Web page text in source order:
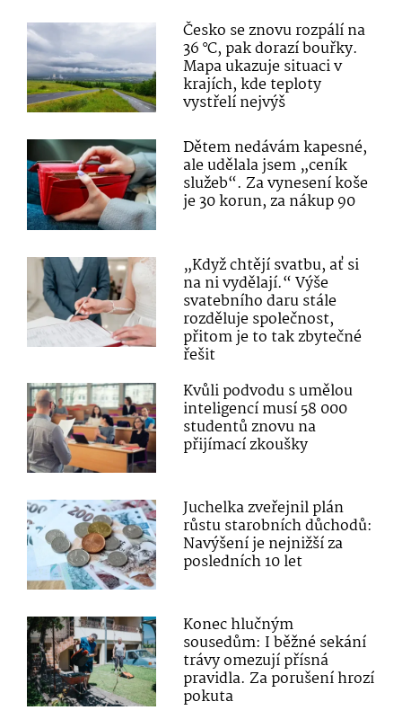
Česko se znovu rozpálí na
36 °C, pak dorazí bouřky.
Mapa ukazuje situaci v
krajích, kde teploty
vystřelí nejvýš
Dětem nedávám kapesné,
ale udělala jsem „ceník
služeb“. Za vynesení koše
je 30 korun, za nákup 90
„Když chtějí svatbu, ať si
na ni vydělají.“ Výše
svatebního daru stále
rozděluje společnost,
přitom je to tak zbytečné
řešit
Kvůli podvodu s umělou
inteligencí musí 58 000
studentů znovu na
přijímací zkoušky
Juchelka zveřejnil plán
růstu starobních důchodů:
Navýšení je nejnižší za
posledních 10 let
Konec hlučným
sousedům: I běžné sekání
trávy omezují přísná
pravidla. Za porušení hrozí
pokuta